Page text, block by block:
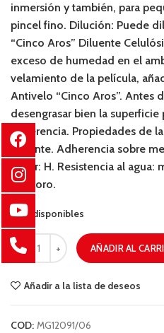
inmersión y también, para
pincel fino. Dilución: Puede
“Cinco Aros” Diluente
exceso de humedad en el
velamiento de la película,
Antivelo “Cinco Aros”. Antes
desengrasar bien la
adherencia. Propiedades de
brillante. Adherencia sobre
Fáber: H. Resistencia al agua:
Incoloro.
4 disponibles
AÑADIR AL
Añadir a la lista de deseos
COD: MG12091/06